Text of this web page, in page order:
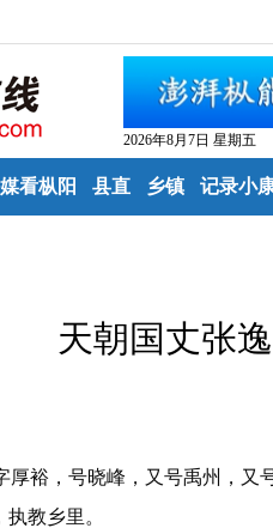
2026年8月7日 星期五
看枞阳 县直 乡镇 记录小
天朝国丈张
，号晓峰，又号禹州，又号
教乡里。